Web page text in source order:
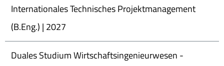
Internationales Technisches Projektmanagement
(B.Eng.) | 2027
Duales Studium Wirtschaftsingenieurwesen -